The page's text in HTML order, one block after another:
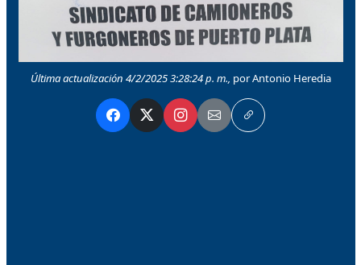
Última actualización 4/2/2025 3:28:24 p. m., por Antonio Heredia